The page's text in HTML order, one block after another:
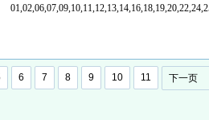
6 7 8 9 10 11 下一页